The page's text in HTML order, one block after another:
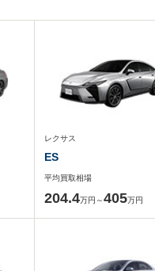
レクサス
ES
平均買取相場
204.4万円～405万円